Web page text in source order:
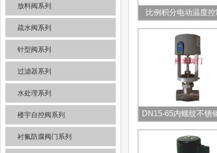
放料阀系列
疏水阀系列
针型阀系列
过滤器系列
水处理系列
楼宇自控阀系列
衬氟防腐阀门系列
比例积分电动温度
DN15-65内螺纹不锈
阀